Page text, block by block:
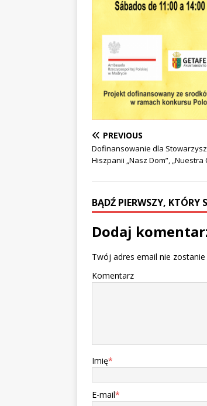
PREVIOUS
Dofinansowanie dla
Hiszpanii „Nasz Dom”, „Nuestra
BĄDŹ PIERWSZY, KTÓRY
Dodaj
Twój adres email nie
Komentarz
Imię*
E-mail*